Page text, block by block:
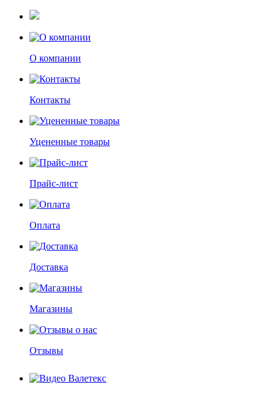
О компании
Контакты
Уцененные товары
Прайс-лист
Оплата
Доставка
Магазины
Отзывы